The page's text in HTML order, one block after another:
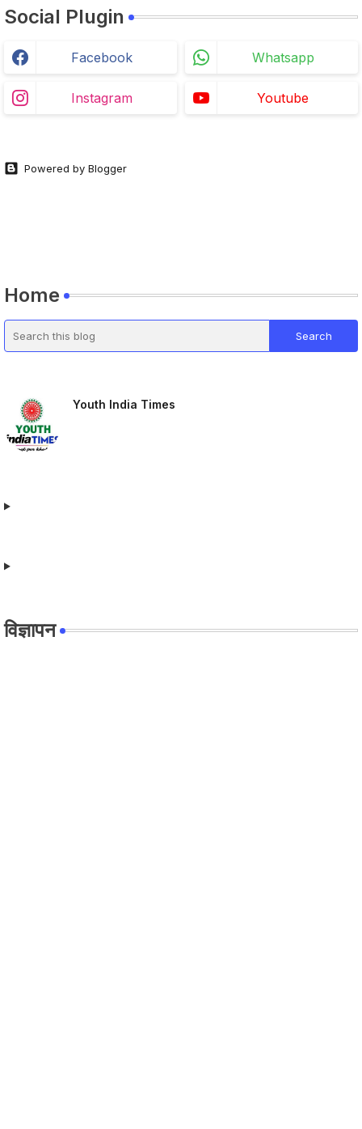
Social Plugin
Facebook Whatsapp
Instagram Youtube
Powered by Blogger
Home
Youth India Times
विज्ञापन